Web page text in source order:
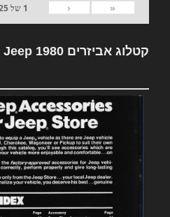
«
‹
1 של
קטלוג אביזרים Jeep 1980